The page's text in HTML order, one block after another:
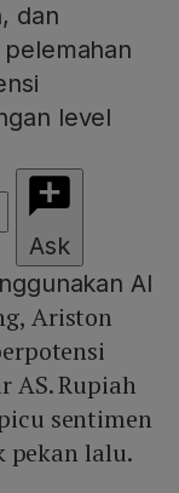
dan
level
Ask
AI
Ariston
AS. Rupiah
sentimen
pekan lalu.